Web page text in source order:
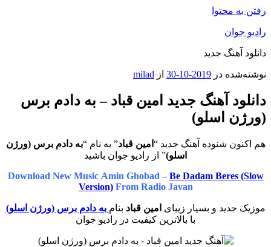
رفتن به محتوا
رادیو جوان
دانلود آهنگ جدید
نوشته‌شده در 2019-10-30 از milad
دانلود آهنگ جدید امین قباد – به دادم برس
(ورژن اسلو)
هم اکنون شنوده آهنگ جدید “ امین قباد” به نام “به دادم برس (ورژن
اسلو)” از رادیو جوان باشید
Download New Music Amin Ghobad – Be Dadam Beres (Slow
Version)From Radio Javan
موزیک جدید و بسیار زیبای امین قباد بنام به دادم برس (ورژن اسلو)
با بالاترین کیفیت در رادیو جوان